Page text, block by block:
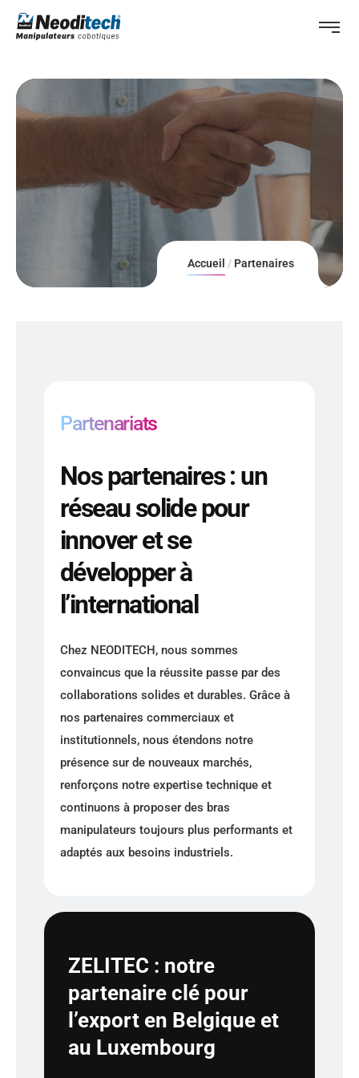
Accueil Partenaires
Partenariats
Nos partenaires : un
réseau solide pour
innover et se
développer à
l’international
Chez NEODITECH, nous sommes
convaincus que la réussite passe par des
collaborations solides et durables. Grâce à
nos partenaires commerciaux et
institutionnels, nous étendons notre
présence sur de nouveaux marchés,
renforçons notre expertise technique et
continuons à proposer des bras
manipulateurs toujours plus performants et
adaptés aux besoins industriels.
ZELITEC : notre
partenaire clé pour
l’export en Belgique et
au Luxembourg